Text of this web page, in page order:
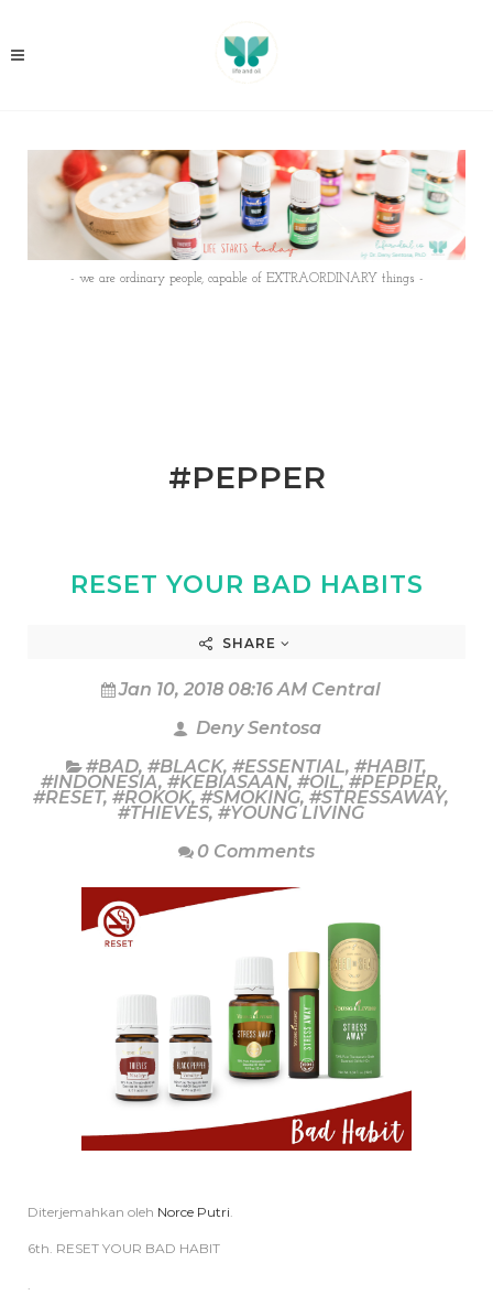
- we are ordinary people, capable of EXTRAORDINARY things -
#PEPPER
RESET YOUR BAD HABITS
SHARE
Jan 10, 2018 08:16 AM Central
Deny Sentosa
#BAD, #BLACK, #ESSENTIAL, #HABIT,
#INDONESIA, #KEBIASAAN, #OIL,#PEPPER,
#RESET, #ROKOK, #SMOKING, #STRESSAWAY,
#THIEVES, #YOUNG LIVING
0 Comments
Diterjemahkan oleh Norce Putri.
6th. RESET YOUR BAD HABIT
.